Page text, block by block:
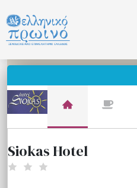
σε
περιεχόμενο
Siokas Hotel